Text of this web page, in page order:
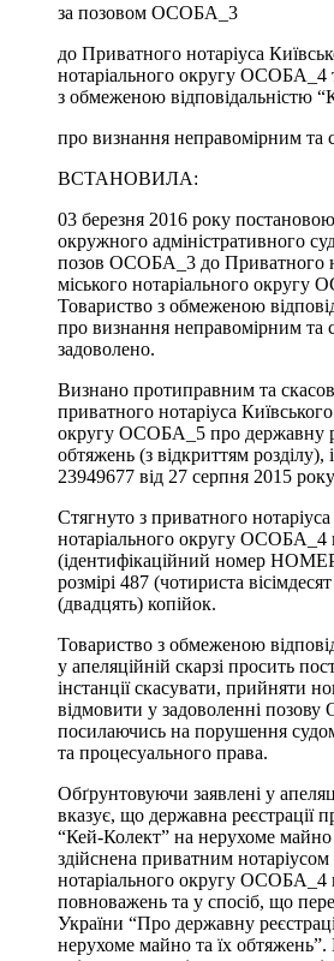
за позовом ОСОБА_3
до Приватного нотаріуса
нотаріального округу ОСОБА_4
з обмеженою відповідальністю
про визнання неправомірним та
ВСТАНОВИЛА:
03 березня 2016 року
окружного адміністративного
позов ОСОБА_3 до Приватного
міського нотаріального округу
Товариство з обмеженою
про визнання неправомірним та
задоволено.
Визнано протиправним та
приватного нотаріуса
округу ОСОБА_5 про державну
обтяжень (з відкриттям
23949677 від 27 серпня 2015
Стягнуто з приватного
нотаріального округу
(ідентифікаційний номер
розмірі 487 (чотириста
(двадцять) копійок.
Товариство з обмеженою
у апеляційній скарзі просить
інстанції скасувати, прийняти
відмовити у задоволенні
посилаючись на порушення
та процесуального права.
Обґрунтовуючи заявлені у
вказує, що державна реєстрації
“Кей-Колект” на нерухоме
здійснена приватним нотаріусом
нотаріального округу ОСОБА_4
повноважень та у спосіб, що
України “Про державну
нерухоме майно та їх